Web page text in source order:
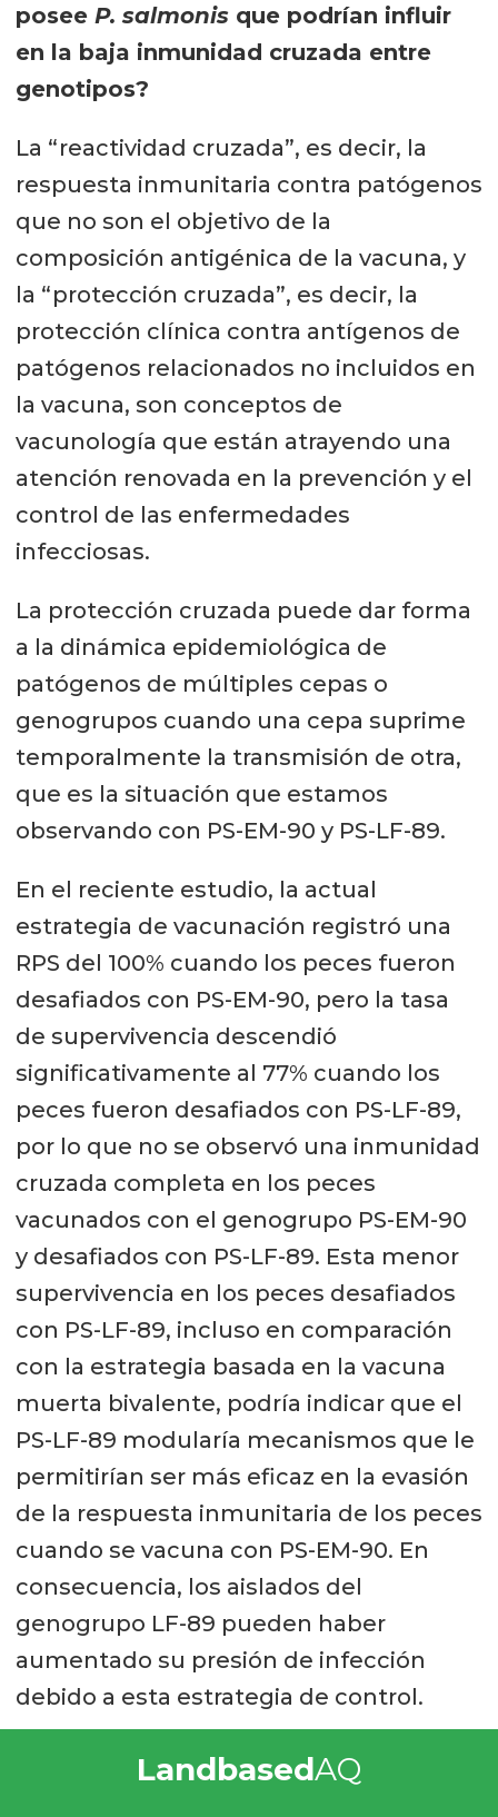
posee P. salmonisque podrían influir
en la baja inmunidad cruzada entre
genotipos?
La “reactividad cruzada”, es decir, la
respuesta inmunitaria contra patógenos
que no son el objetivo de la
composición antigénica de la vacuna, y
la “protección cruzada”, es decir, la
protección clínica contra antígenos de
patógenos relacionados no incluidos en
la vacuna, son conceptos de
vacunología que están atrayendo una
atención renovada en la prevención y el
control de las enfermedades
infecciosas.
La protección cruzada puede dar forma
a la dinámica epidemiológica de
patógenos de múltiples cepas o
genogrupos cuando una cepa suprime
temporalmente la transmisión de otra,
que es la situación que estamos
observando con PS-EM-90 y PS-LF-89.
En el reciente estudio, la actual
estrategia de vacunación registró una
RPS del 100% cuando los peces fueron
desafiados con PS-EM-90, pero la tasa
de supervivencia descendió
significativamente al 77% cuando los
peces fueron desafiados con PS-LF-89,
por lo que no se observó una inmunidad
cruzada completa en los peces
vacunados con el genogrupo PS-EM-90
y desafiados con PS-LF-89. Esta menor
supervivencia en los peces desafiados
con PS-LF-89, incluso en comparación
con la estrategia basada en la vacuna
muerta bivalente, podría indicar que el
PS-LF-89 modularía mecanismos que le
permitirían ser más eficaz en la evasión
de la respuesta inmunitaria de los peces
cuando se vacuna con PS-EM-90. En
consecuencia, los aislados del
genogrupo LF-89 pueden haber
aumentado su presión de infección
debido a esta estrategia de control.
LandbasedAQ